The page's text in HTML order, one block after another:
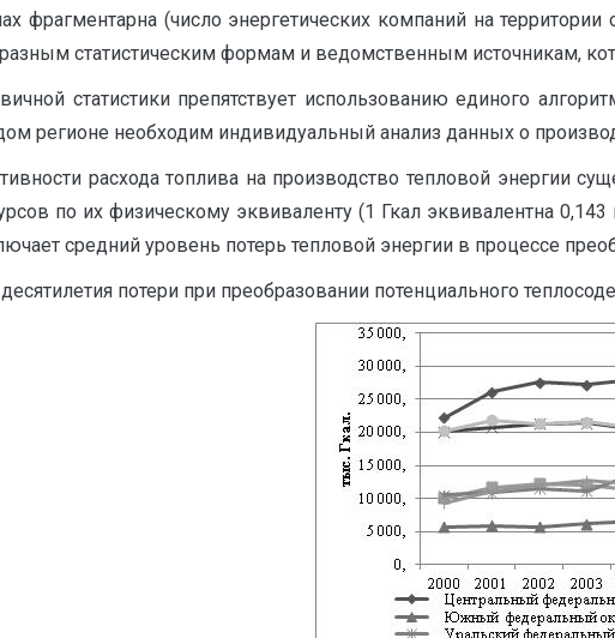
фрагментарна (число энергетических компаний на
статистическим формам и ведомственным источникам,
статистики препятствует использованию единого
регионе необходим индивидуальный анализ данных о
расхода топлива на производство тепловой энергии
по их физическому эквиваленту (1 Гкал эквивалентна
средний уровень потерь тепловой энергии в процессе
потери при преобразовании потенциального